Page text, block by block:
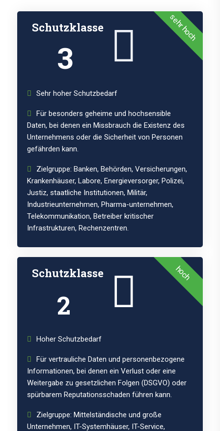
sehr hoch
Schutzklasse
3
Sehr hoher Schutzbedarf
Für besonders geheime und hochsensible
Daten, bei denen ein Missbrauch die Existenz des
Unternehmens oder die Sicherheit von Personen
gefährden kann.
Zielgruppe: Banken, Behörden, Versicherungen,
Krankenhäuser, Labore, Energieversorger, Polizei,
Justiz, staatliche Institutionen, Militär,
Industrieunternehmen, Pharma-unternehmen,
Telekommunikation, Betreiber kritischer
Infrastrukturen, Rechenzentren.
hoch
Schutzklasse
2
Hoher Schutzbedarf
Für vertrauliche Daten und personenbezogene
Informationen, bei denen ein Verlust oder eine
Weitergabe zu gesetzlichen Folgen (DSGVO) oder
spürbarem Reputationsschaden führen kann.
Zielgruppe: Mittelständische und große
Unternehmen, IT-Systemhäuser, IT-Service,